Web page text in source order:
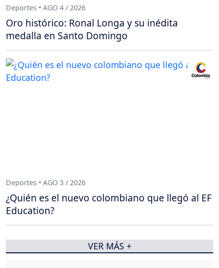
Deportes • AGO 4 / 2026
Oro histórico: Ronal Longa y su inédita
medalla en Santo Domingo
Deportes • AGO 3 / 2026
¿Quién es el nuevo colombiano que llegó al EF
Education?
VER MÁS +